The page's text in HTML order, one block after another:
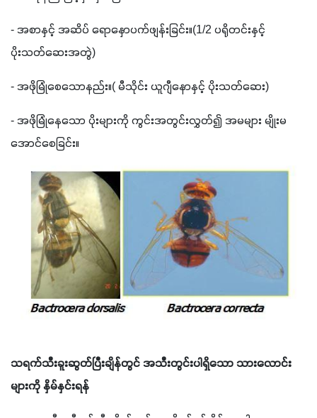
- အစာနှင့် အဆိပ် ရောနှောပက်ဖျန်းခြင်း။(1/2 ပရိုတင်းနှင့်
ပိုးသတ်ဆေးအတွဲ)
- အဖိုမြုံစေသောနည်း။( မီသိုင်း ယူဂျီနောနှင့် ပိုးသတ်ဆေး)
- အဖိုမြုံနေသော ပိုးများကို ကွင်းအတွင်းလွှတ်၍ အမများ မျိုးမ
အောင်စေခြင်း။
သရက်သီးခူးဆွတ်ပြီးချိန်တွင် အသီးတွင်းပါရှိသော သားလောင်း
များကို နှိမ်နှင်းရန်